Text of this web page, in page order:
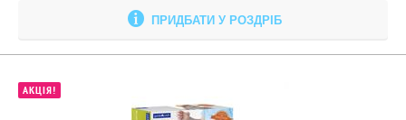
ПРИДБАТИ У РОЗДРІБ
АКЦІЯ!